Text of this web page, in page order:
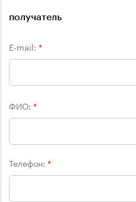
получатель
E-mail: *
ФИО: *
Телефон: *